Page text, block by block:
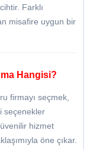
Farklı
misafire uygun bir
Hangisi?
firmayı seçmek,
seçenekler
hizmet
öne çıkar.